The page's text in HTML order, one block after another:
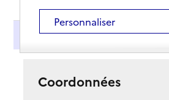
Présentation
Coordonnées
Personnaliser